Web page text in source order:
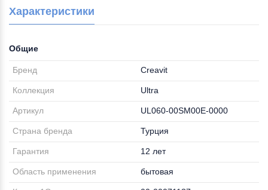
Характеристики
Общие
Бренд Creavit
Коллекция Ultra
Артикул UL060-00SM00E-0000
Страна бренда Турция
Гарантия 12 лет
Область применения бытовая